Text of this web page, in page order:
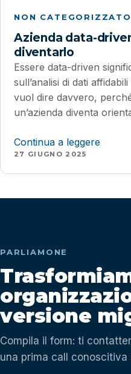
NON CATEGORIZZATO
Azienda data-
diventarlo
Essere data-driven
sull’analisi di dati
vuol dire davvero,
un’azienda diventa
Continua a leggere
27 GIUGNO 2025
PARLIAMONE
versione
Compila il form: ti
una prima call conoscitiva